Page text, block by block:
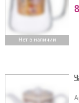
Нет в наличии